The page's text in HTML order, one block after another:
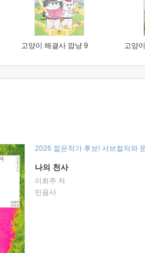
고양이 해결사 깜냥 9
2026 젊은작가 후보! 서브컬처와
나의 천사
이희주 저
민음사